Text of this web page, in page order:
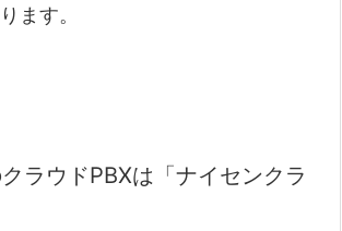
ます。
ラウドPBXは「ナイセンクラ